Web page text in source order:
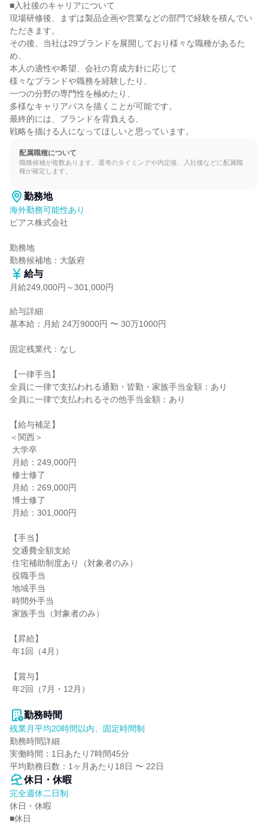
■入社後のキャリアについて
現場研修後、まずは製品企画や営業などの部門で経験を積んでい
ただきます。
その後、当社は29ブランドを展開しており様々な職種があるた
め、
本人の適性や希望、会社の育成方針に応じて
様々なブランドや職務を経験したり、
一つの分野の専門性を極めたり、
多様なキャリアパスを描くことが可能です。
最終的には、ブランドを背負える、
戦略を描ける人になってほしいと思っています。
配属職種について
職種候補が複数あります。選考のタイミングや内定後、入社後などに配属職
種が確定します。
勤務地
海外勤務可能性あり
ピアス株式会社
勤務地
勤務候補地：大阪府
給与
月給249,000円～301,000円
給与詳細
基本給：月給 24万9000円 〜 30万1000円
固定残業代：なし
【一律手当】
全員に一律で支払われる通勤・皆勤・家族手当金額：あり
全員に一律で支払われるその他手当金額：あり
【給与補足】
＜関西＞
【手当】
【昇給】
【賞与】
勤務時間
残業月平均20時間以内、固定時間制
勤務時間詳細
実働時間：1日あたり7時間45分
平均勤務日数：1ヶ月あたり18日 〜 22日
休日・休暇
完全週休二日制
休日・休暇
■休日